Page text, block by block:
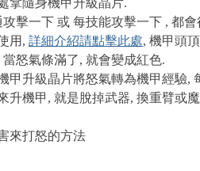
拿隨身機甲升級晶片.
擊一下 或 每技能攻擊一下 , 都
用, 詳細介紹請點擊此處, 機甲頭
當怒氣條滿了, 就會變成紅色.
甲升級晶片將怒氣轉為機甲經驗,
升機甲, 就是脫掉武器, 換重臂或
來打怒的方法